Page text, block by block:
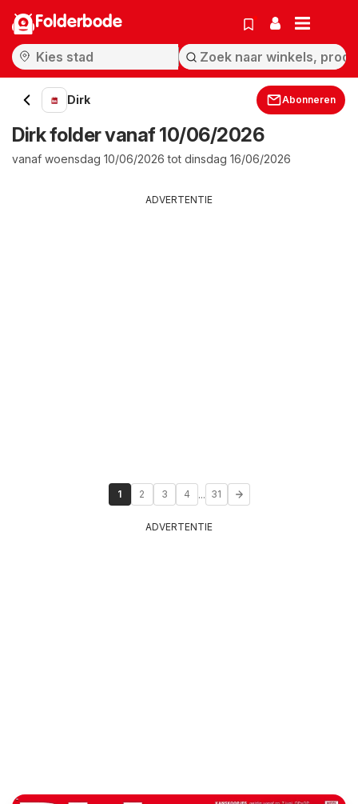
Folderbode
Dirk Abonneren
Dirk folder vanaf 10/06/2026
vanaf woensdag 10/06/2026 tot dinsdag 16/06/2026
ADVERTENTIE
1 2 3 4 ... 31
ADVERTENTIE